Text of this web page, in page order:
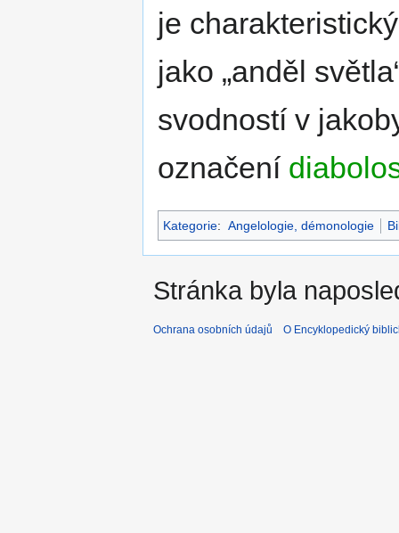
je
jako anděl světla
svodností v
označení
Kategorie: Angelologie, démonologie
Stránka byla
Ochrana osobních údajů O Encyklopedický